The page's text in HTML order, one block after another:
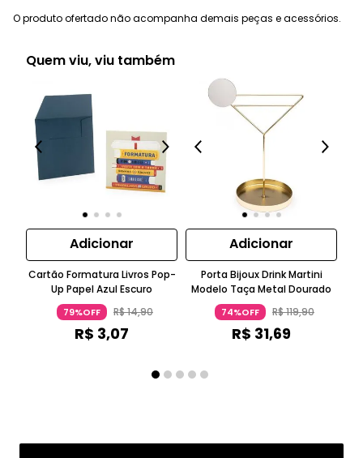
O produto ofertado não acompanha demais peças e acessórios.
Quem viu, viu também
Adicionar
Cartão Formatura Livros Pop-
Up Papel Azul Escuro
79%OFF R$14,90
R$ 3,07
Adicionar
Porta Bijoux Drink Martini
Modelo Taça Metal Dourado
74%OFF R$119,90
R$ 31,69